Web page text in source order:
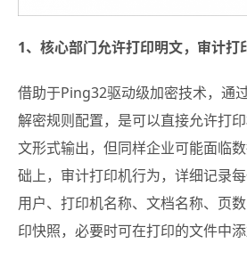
1、核心部门允许打印明文，审计打
借助于Ping32驱动级加密技术，通
解密规则配置，是可以直接允许打
文形式输出，但同样企业可能面临
础上，审计打印机行为，详细记录
用户、打印机名称、文档名称、页
印快照，必要时可在打印的文件中添